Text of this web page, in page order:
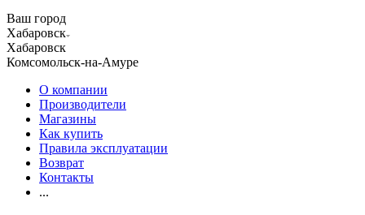
Ваш город
Хабаровск
Хабаровск
Комсомольск-на-Амуре
О компании
Производители
Магазины
Как купить
Правила эксплуатации
Возврат
Контакты
...